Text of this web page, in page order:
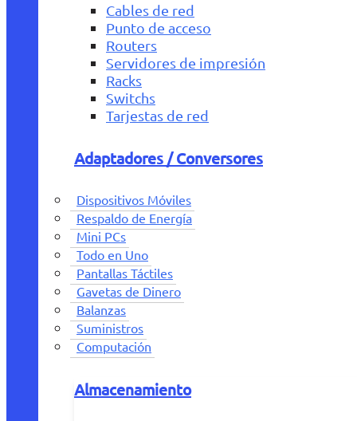
Cables de red
Punto de acceso
Routers
Servidores de impresión
Racks
Switchs
Tarjestas de red
Adaptadores / Conversores
Dispositivos Móviles
Respaldo de Energía
Mini PCs
Todo en Uno
Pantallas Táctiles
Gavetas de Dinero
Balanzas
Suministros
Computación
Almacenamiento